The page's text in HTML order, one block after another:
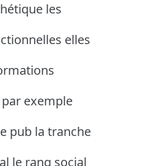
les
elles
exemple
pub la tranche
le rang social